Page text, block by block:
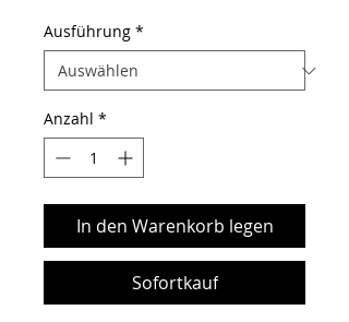
Ausführung *
Anzahl *
In den Warenkorb legen
Sofortkauf